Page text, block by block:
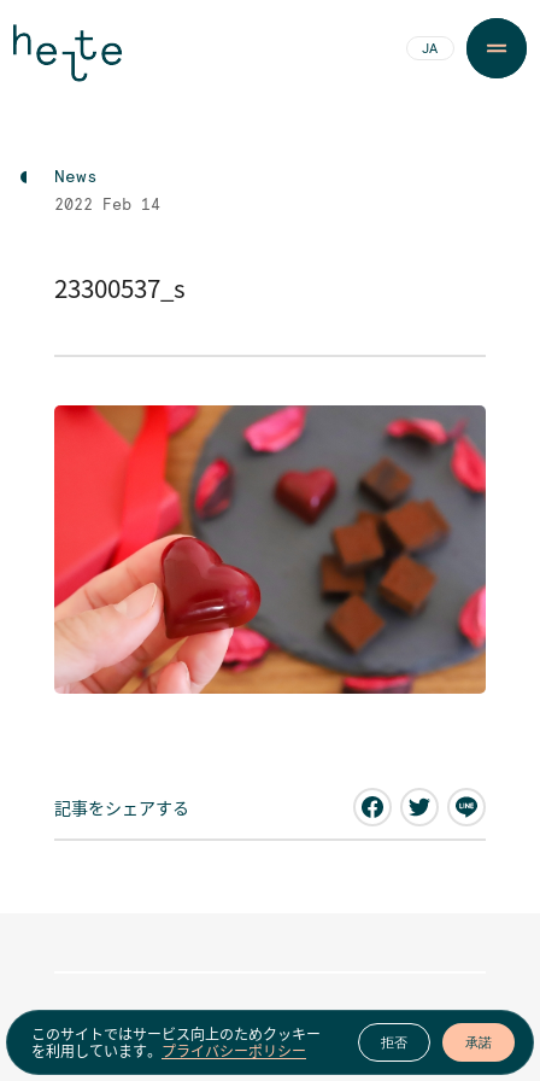
JA
News
2022 Feb 14
23300537_s
記事をシェアする
Latest news View all news
このサイトではサービス向上のためクッキー
を利用しています。 プライバシーポリシー 拒否 承諾